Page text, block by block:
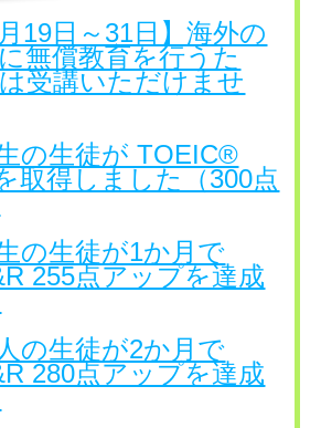
月19日～31日】海外の
無償教育を行うた
受講いただけませ
の生徒が TOEIC®
取得しました（300点
の生徒が1か月で
255点アップを達成
の生徒が2か月で
280点アップを達成